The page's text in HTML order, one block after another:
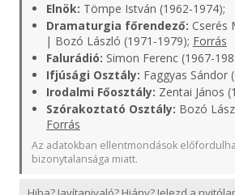
Elnök: Tömpe István (1962-1974);
Dramaturgia főrendező: Cserés
| Bozó László (1971-1979); Forrás
Falurádió: Simon Ferenc (1967-
Ifjúsági Osztály: Faggyas Sándor
Irodalmi Főosztály: Zentai János
Szórakoztató Osztály: Bozó
Forrás
Az adatokban ellentmondások
bizonytalansága miatt.